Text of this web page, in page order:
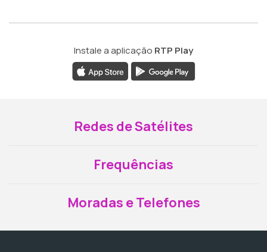
Instale a aplicação RTP Play
Redes de Satélites
Frequências
Moradas e Telefones